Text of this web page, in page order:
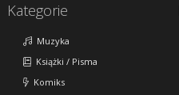
Kategorie
Muzyka
Książki / Pisma
Komiks